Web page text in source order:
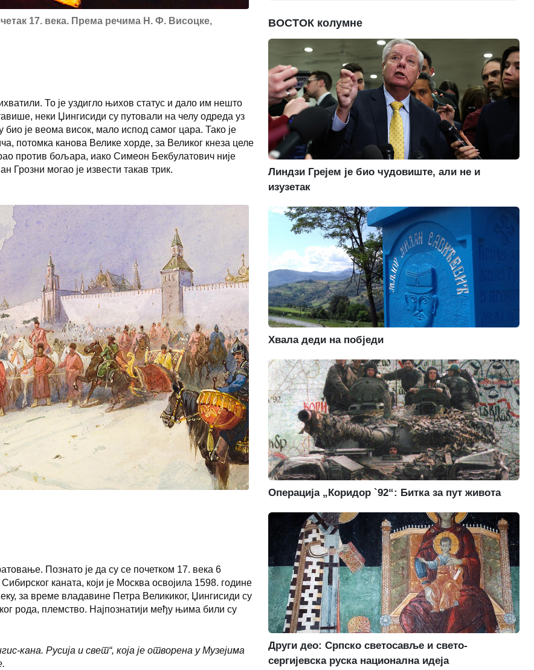
17. века. Према речима Н. Ф. Висоцке,
То је уздигло њихов статус и дало им нешто
неки Џингисиди су путовали на челу одреда уз
је веома висок, мало испод самог цара. Тако је
потомка канова Велике хорде, за Великог кнеза целе
против бољара, иако Симеон Бекбулатович није
могао је извести такав трик.
Познато је да су се почетком 17. века 6
каната, који је Москва освојила 1598. године
за време владавине Петра Великиког, Џингисиди су
рода, племство. Најпознатији међу њима били су
Русија и свет“, која је отворена у Музејима
ВОСТОК колумне
Линдзи Грејем је био чудовиште, али не и
изузетак
Хвала деди на побједи
Операција „Коридор `92“: Битка за пут живота
Други део: Српско светосавље и свето-
сергијевска руска национална идеја